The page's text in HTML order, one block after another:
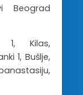
Beograd
1, Kilas,
1, Bušlje,